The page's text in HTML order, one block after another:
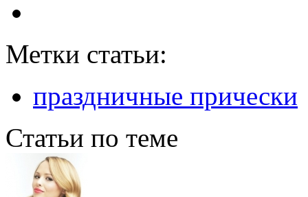
Метки статьи:
праздничные прически
Статьи по теме